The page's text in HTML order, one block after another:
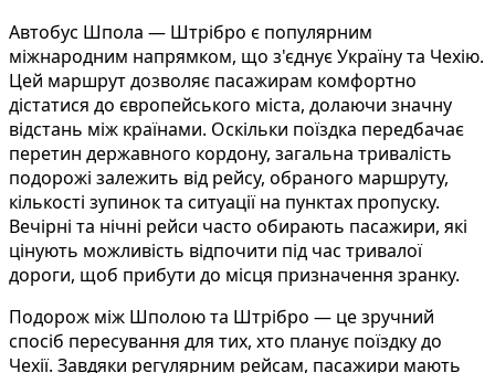
Автобус Шпола — Штрібро є популярним
міжнародним напрямком, що з'єднує Україну та Чехію.
Цей маршрут дозволяє пасажирам комфортно
дістатися до європейського міста, долаючи значну
відстань між країнами. Оскільки поїздка передбачає
перетин державного кордону, загальна тривалість
подорожі залежить від рейсу, обраного маршруту,
кількості зупинок та ситуації на пунктах пропуску.
Вечірні та нічні рейси часто обирають пасажири, які
цінують можливість відпочити під час тривалої
дороги, щоб прибути до місця призначення зранку.
Подорож між Шполою та Штрібро — це зручний
спосіб пересування для тих, хто планує поїздку до
Чехії. Завдяки регулярним рейсам, пасажири мають